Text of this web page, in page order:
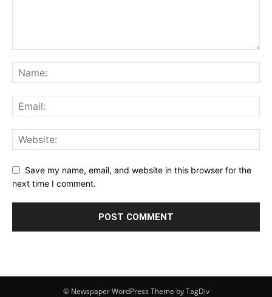
Save my name, email, and website in this browser for the
next time I comment.
© Newspaper WordPress Theme by TagDiv